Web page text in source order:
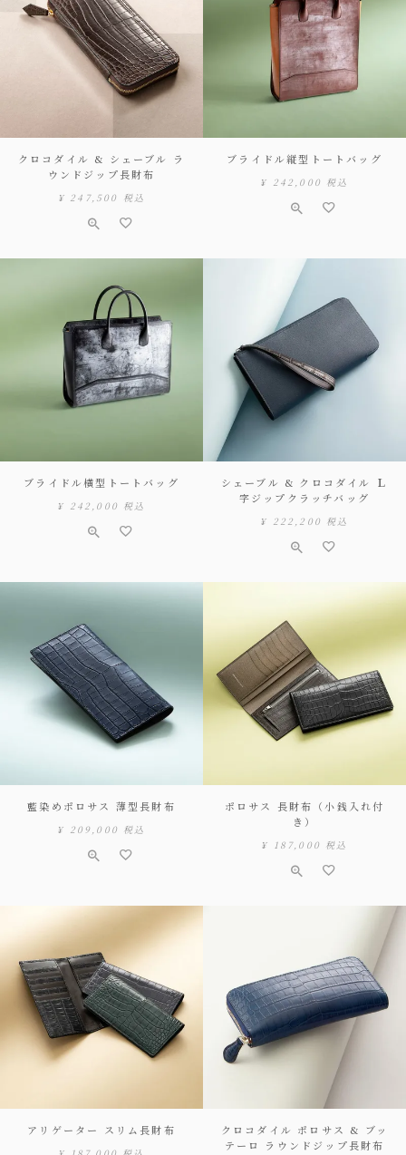
クロコダイル & シェーブル ラ
ウンドジップ長財布
¥ 247,500 税込
ブライドル縦型トートバッグ
¥ 242,000 税込
ブライドル横型トートバッグ
¥ 242,000 税込
シェーブル & クロコダイル Ｌ
字ジップクラッチバッグ
¥ 222,200 税込
藍染めポロサス 薄型長財布
¥ 209,000 税込
ポロサス 長財布（小銭入れ付
き）
¥ 187,000 税込
アリゲーター スリム長財布
クロコダイル ポロサス & ブッ
テーロ ラウンドジップ長財布